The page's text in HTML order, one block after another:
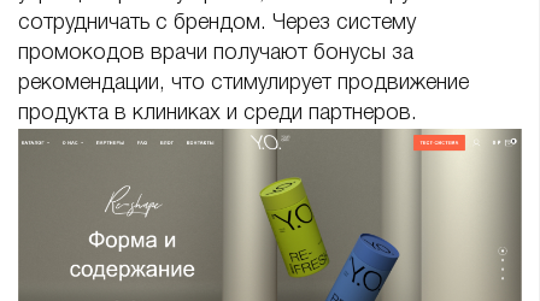
сотрудничать с брендом. Через систему
промокодов врачи получают бонусы за
рекомендации, что стимулирует продвижение
продукта в клиниках и среди партнеров.